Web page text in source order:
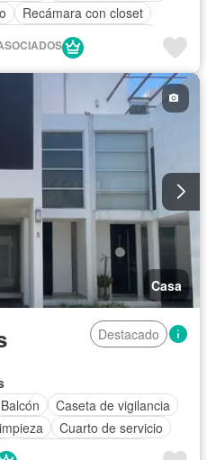
Recámara con closet
Completamente amueblado
Casa
Destacado
Balcón
Caseta de vigilancia
Cuarto de servicio